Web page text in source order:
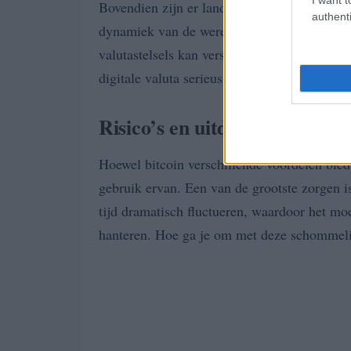
Bovendien zijn er landen die openstaan
dynamiek van de wereldwijde economie
valutastelsels kan verstoren. Het laat zien
digitale valuta serieus nemen. Wat betekent
Risico’s en uitdagingen van
Hoewel bitcoin verschillende voordelen
gebruik ervan. Een van de grootste zorgen
tijd dramatisch fluctueren, waardoor het
hanteren. Hoe ga je om met deze